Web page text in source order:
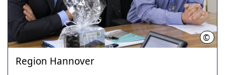
©
Region Hannover